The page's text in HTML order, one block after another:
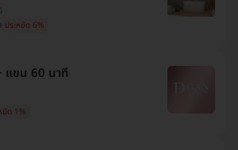
ประหยัด 6%
แขน 60 นาที
ยัด 1%